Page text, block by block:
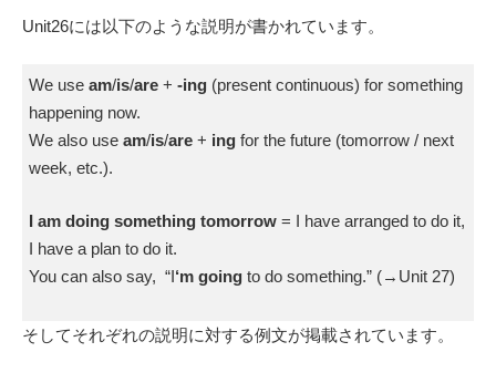
Unit26には以下のような説明が書かれています。
We use am/is/are + -ing (present continuous) for something
happening now.
We also use am/is/are + ing for the future (tomorrow / next
week, etc.).
I am doing something tomorrow = I have arranged to do it,
I have a plan to do it.
You can also say, “I‘m going to do something.” (→Unit 27)
そしてそれぞれの説明に対する例文が掲載されています。